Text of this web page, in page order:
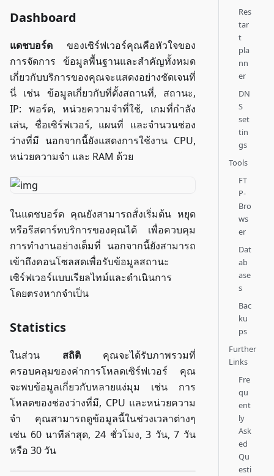
Dashboard
แดชบอร์ด ของเซิร์ฟเวอร์คุณคือหัวใจของ
การจัดการ ข้อมูลพื้นฐานและสำคัญทั้งหมด
เกี่ยวกับบริการของคุณจะแสดงอย่างชัดเจนที่
นี่ เช่น ข้อมูลเกี่ยวกับที่ตั้งสถานที่, สถานะ,
IP: พอร์ต, หน่วยความจำที่ใช้, เกมที่กำลัง
เล่น, ชื่อเซิร์ฟเวอร์, แผนที่ และจำนวนช่อง
ว่างที่มี นอกจากนี้ยังแสดงการใช้งาน CPU,
หน่วยความจำ และ RAM ด้วย
ในแดชบอร์ด คุณยังสามารถสั่งเริ่มต้น หยุด
หรือรีสตาร์ทบริการของคุณได้ เพื่อควบคุม
การทำงานอย่างเต็มที่ นอกจากนี้ยังสามารถ
เข้าถึงคอนโซลสดเพื่อรับข้อมูลสถานะ
เซิร์ฟเวอร์แบบเรียลไทม์และดำเนินการ
โดยตรงหากจำเป็น
Statistics
ในส่วน สถิติคุณจะได้รับภาพรวมที่
ครอบคลุมของค่าการโหลดเซิร์ฟเวอร์ คุณ
จะพบข้อมูลเกี่ยวกับหลายแง่มุม เช่น การ
โหลดของช่องว่างที่มี, CPU และหน่วยความ
จำ คุณสามารถดูข้อมูลนี้ในช่วงเวลาต่างๆ
เช่น 60 นาทีล่าสุด, 24 ชั่วโมง, 3 วัน, 7 วัน
หรือ 30 วัน
Res
tar
t
pla
nn
er
DN
S
set
tin
gs
Tools
FT
P-
Bro
ws
er
Dat
ab
ase
s
Bac
ku
ps
Further
Links
Fre
qu
ent
ly
Ask
ed
Qu
esti